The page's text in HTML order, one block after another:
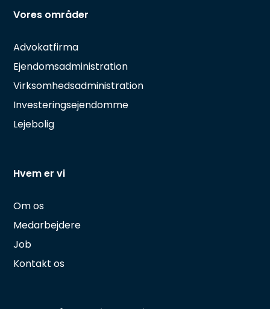
Vores områder
Advokatfirma
Ejendomsadministration
Virksomhedsadministration
Investeringsejendomme
Lejebolig
Hvem er vi
Om os
Medarbejdere
Job
Kontakt os